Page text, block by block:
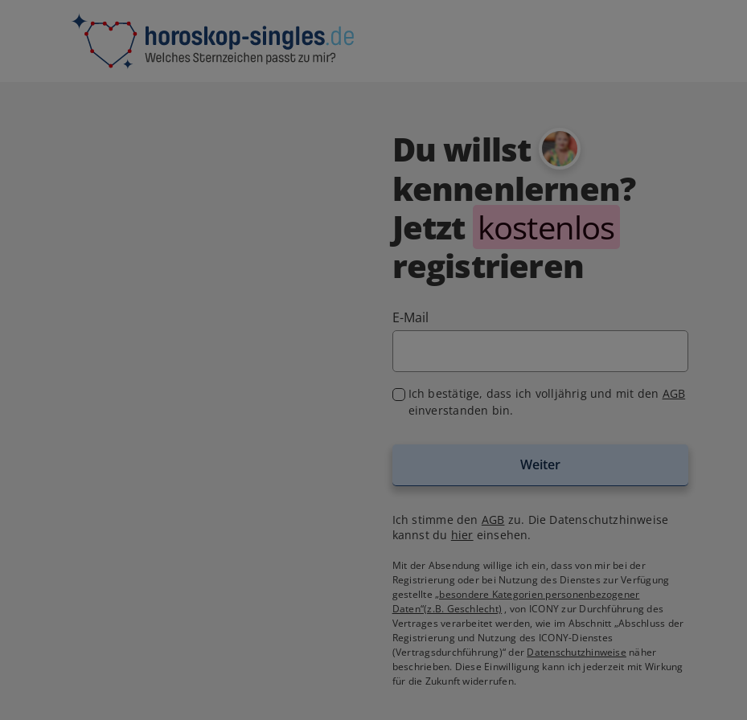
Du willst
kennenlernen?
Jetzt kostenlos
registrieren
E-Mail
Ich bestätige, dass ich volljährig und mit den AGB
einverstanden bin.
Weiter
Ich stimme den AGB zu. Die Datenschutzhinweise
kannst du hier einsehen.
Mit der Absendung willige ich ein, dass von mir bei der
Registrierung oder bei Nutzung des Dienstes zur Verfügung
gestellte„besondere Kategorien personenbezogener
Daten“(z.B. Geschlecht) , von ICONY zur Durchführung des
Vertrages verarbeitet werden, wie im Abschnitt „Abschluss der
Registrierung und Nutzung des ICONY-Dienstes
(Vertragsdurchführung)“ der Datenschutzhinweise näher
beschrieben. Diese Einwilligung kann ich jederzeit mit Wirkung
für die Zukunft widerrufen.